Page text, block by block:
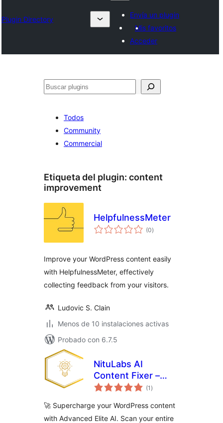
Plugin Directory
Envía un plugin
Mis favoritos
Acceder
Buscar
Todos
Community
Commercial
Etiqueta del plugin: content
improvement
HelpfulnessMeter
(0total
de
)
Improve your WordPress content easily
with HelpfulnessMeter, effectively
collecting feedback from your visitors.
Ludovic S. Clain
Menos de 10 instalaciones activas
Probado con 6.7.5
NituLabs AI
Content Fixer –
Smart AI to Boost
Quality
(1 total
de
)
🚀 Supercharge your WordPress content
with Advanced Elite AI. Scan your entire